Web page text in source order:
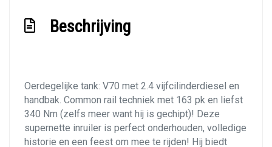
Dimlichten automatisch
Glazen schuifdak
Metaalkleur
Mistlampen voor
Beschrijving
Oerdegelijke tank: V70 met 2.4 vijfcilinderdiesel en
handbak. Common rail techniek met 163 pk en liefst
340 Nm (zelfs meer want hij is gechipt)! Deze
supernette inruiler is perfect onderhouden, volledige
historie en een feest om mee te rijden! Hij biedt